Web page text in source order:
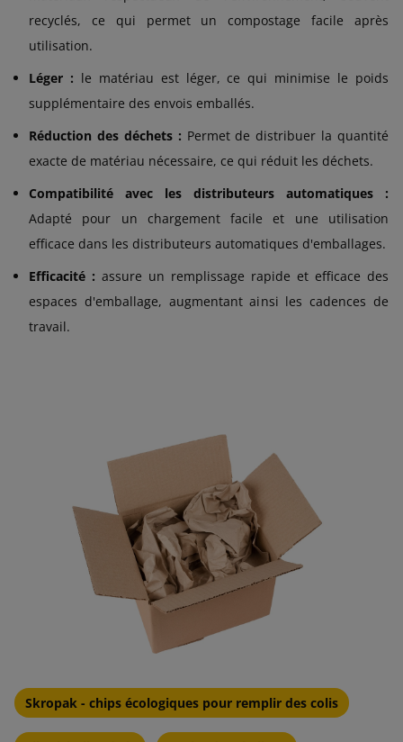
recyclés, ce qui permet un compostage facile après
utilisation.
Léger : le matériau est léger, ce qui minimise le poids
supplémentaire des envois emballés.
Réduction des déchets : Permet de distribuer la quantité
exacte de matériau nécessaire, ce qui réduit les déchets.
Compatibilité avec les distributeurs automatiques :
Adapté pour un chargement facile et une utilisation
efficace dans les distributeurs automatiques d'emballages.
Efficacité : assure un remplissage rapide et efficace des
espaces d'emballage, augmentant ainsi les cadences de
travail.
Skropak - chips écologiques pour remplir des colis